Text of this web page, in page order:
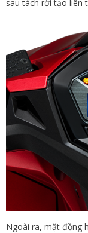
sau tách rời tạo liên
Ngoài ra, mặt đồng